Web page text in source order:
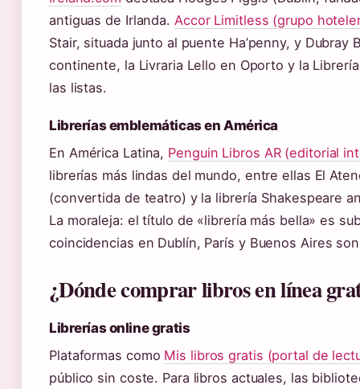
antiguas de Irlanda. Accor Limitless (grupo
Stair, situada junto al puente Ha’penny, y
continente, la Livraria Lello en Oporto y la
las listas.
Librerías emblemáticas en América
En América Latina, Penguin Libros AR (editorial
librerías más lindas del mundo, entre ellas El
(convertida de teatro) y la librería Shakespeare
La moraleja: el título de «librería más bella» es
coincidencias en Dublín, París y Buenos Aires
¿Dónde comprar libros en línea
Librerías online gratis
Plataformas como Mis libros gratis (portal de
público sin coste. Para libros actuales, las